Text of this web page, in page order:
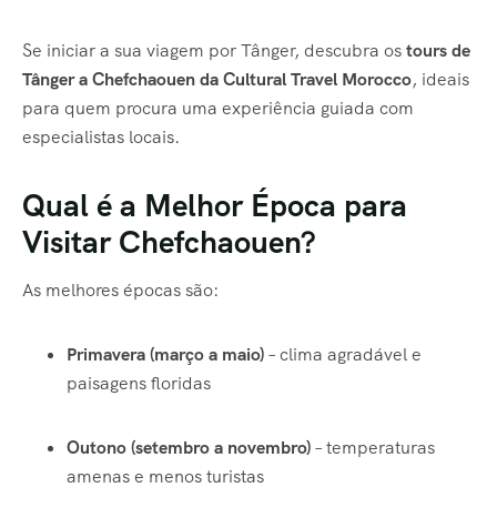
Se iniciar a sua viagem por Tânger, descubra ostours de
Tânger a Chefchaouen da Cultural Travel Morocco, ideais
para quem procura uma experiência guiada com
especialistas locais.
Qual é a Melhor Época para
Visitar Chefchaouen?
As melhores épocas são:
Primavera (março a maio)– clima agradável e
paisagens floridas
Outono (setembro a novembro)– temperaturas
amenas e menos turistas